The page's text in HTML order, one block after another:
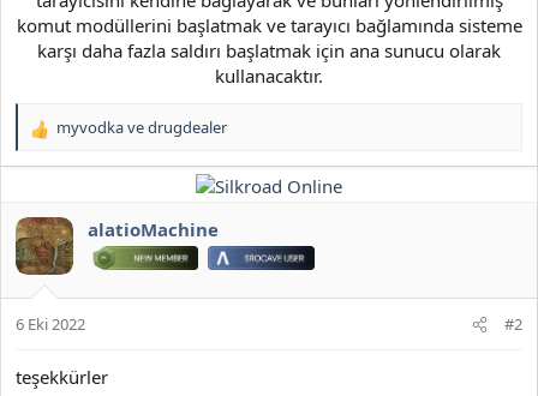
komut modüllerini başlatmak ve tarayıcı bağlamında sisteme
karşı daha fazla saldırı başlatmak için ana sunucu olarak
kullanacaktır.​
T
i
l
e
myvodkavedrugdealer
alatioMachine
6 Eki 2022 #2
teşekkürler